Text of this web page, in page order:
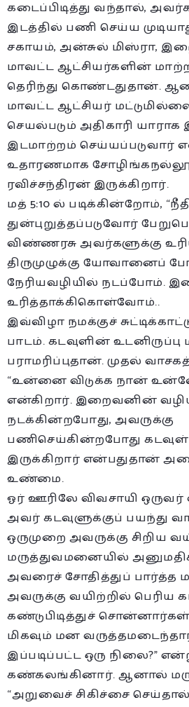
கடைப்பிடித்து வந்தால்,
இடத்தில் பணி செய்ய
சகாயம், அன்சுல் மிஸ்ரா,
மாவட்ட ஆட்சியர்களின்
தெரிந்து கொண்டதுதான்.
மாவட்ட ஆட்சியர்
செயல்படும் அதிகாரி
இடமாற்றம் செய்யப்படுவார்
உதாரணமாக
ரவிச்சந்திரன் இருக்கிறார்.
மத் 5:10 ல் படிக்கின்றோம்,
துன்புறுத்தப்படுவோர்
விண்ணரசு அவர்களுக்கு
திருமுழுக்கு யோவானைப்
நேரியவழியில் நடப்போம்.
உரித்தாக்கிகொள்வோம்..
இவ்விழா நமக்குச்
பாடம். கடவுளின் உடனிருப்பு
பராமரிப்புதான். முதல்
“உன்னை விடுக்க நான்
என்கிறார். இறைவனின்
நடக்கின்றபோது, அவருக்கு
பணிசெய்கின்றபோது
இருக்கிறார் என்பதுதான்
உண்மை.
ஓர் ஊரிலே விவசாயி ஒருவர்
அவர் கடவுளுக்குப் பயந்து
ஒருமுறை அவருக்கு சிறிய
மருத்துவமனையில்
அவரைச் சோதித்துப் பார்த்த
அவருக்கு வயிற்றில் பெரிய
கண்டுபிடித்துச்
மிகவும் மன
இப்படிப்பட்ட ஒரு நிலை?”
கண்கலங்கினார். ஆனால்
“அறுவைச் சிகிச்சை